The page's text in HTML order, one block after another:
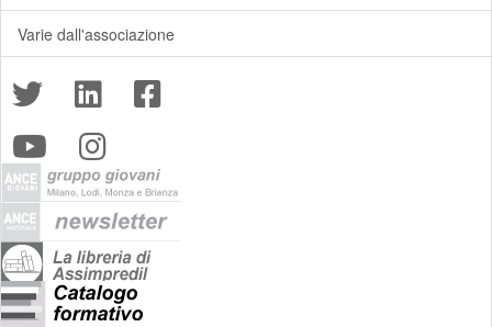
Varie dall'associazione